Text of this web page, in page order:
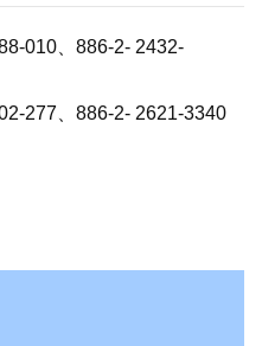
010、886-2- 2432-
277、886-2- 2621-3340